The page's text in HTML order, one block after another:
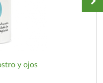
y ojos